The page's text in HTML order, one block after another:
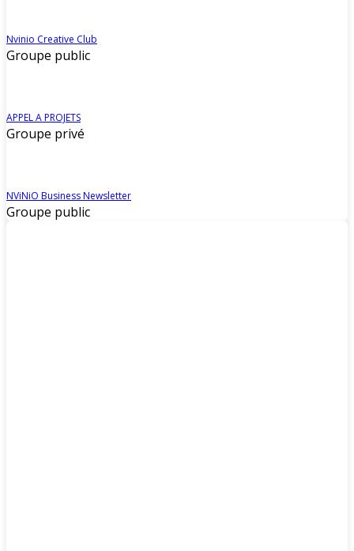
Nvinio Creative Club
Groupe public
APPEL A PROJETS
Groupe privé
NViNiO Business Newsletter
Groupe public